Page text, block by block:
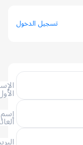
تسجيل الدخول
العائلة